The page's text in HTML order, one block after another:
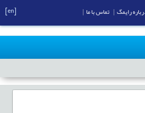
رایمگ تماس با ما